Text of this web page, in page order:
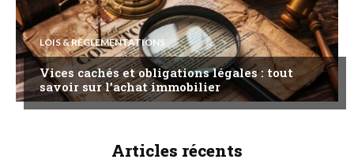
LOIS & RÈGLEMENTATIONS
Vices cachés et obligations légales : tout
savoir sur l’achat immobilier
Articles récents